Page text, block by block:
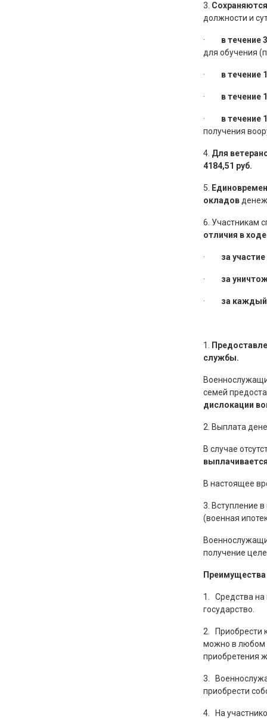
3.
должности и
· в течение
для обучения
· в течение
· в течение
· в течение
получения
4. Для
4184,51 руб.
5.
окладов
6. Участникам
отличия в
· за
· за
· за каждый
1.
службы.
семей
дислокации
2. Выплата
В случае
В настоящее
3. Вступление
(военная
получение
1. Средства на
государство.
2. Приобрести
можно в любом
приобретения
3.
приобрести
4. На